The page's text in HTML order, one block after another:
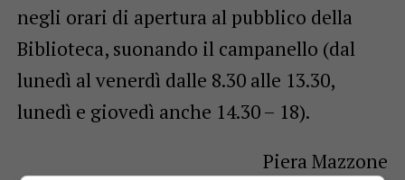
negli orari di apertura al pubblico della
Biblioteca, suonando il campanello (dal
lunedì al venerdì dalle 8.30 alle 13.30,
lunedì e giovedì anche 14.30 – 18).
Piera Mazzone